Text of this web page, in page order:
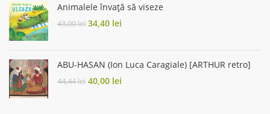
30,00 lei.24,00 lei.
Animalele învață să viseze
43,00lei Original
34,40 lei
ABU-HASAN (Ion Luca Caragiale) [ARTHUR retro]
44,44lei Original
40,00 lei